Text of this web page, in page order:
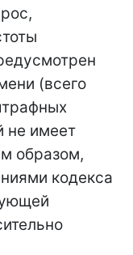
(всего
не имеет
образом,
кодекса